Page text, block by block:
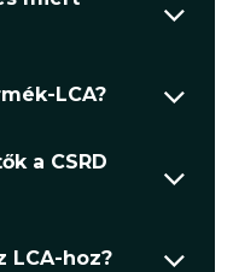
LCA?
a CSRD
LCA-hoz?